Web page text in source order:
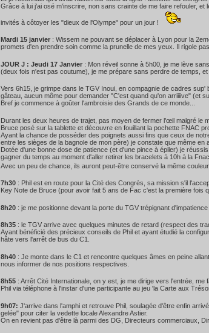
Grâce à lui j'ai osé m'inscrire, non sans crainte de me faire refouler,
invités à côtoyer les "dieux de l'Olympe" pour un jour !
Mardi 15 janvier : Wissem ne pouvant se déplacer à Lyon pour la
promets d'en prendre soin comme la prunelle de mes yeux. Il rigole
JOUR J : Jeudi 17 Janvier : Mon réveil sonne à 5h00, je me lève
(deux fois n'est pas coutume), je me prépare sans perdre de temps,
Vers 6h15, je grimpe dans le TGV Inoui, en compagnie de cadres
gâteau, aucun môme pour demander "C'est quand qu'on arriiiive" (et
Bref je commence à goûter l'ambroisie des Grands de ce monde...
Durant les deux heures de trajet, pas moyen de fermer l’œil malgré le
Bruce posé sur la tablette et découvre en fouillant la pochette FNAC
Ayant la chance de posséder des poignets aussi fins que ceux de
entre les sièges de la bagnole de mon père) je constate que même
Dotée d'une bonne dose de patience (et d'une pince à épiler) je
gagner du temps au moment d'aller retirer les bracelets à 10h à la
Avec un peu de chance, ils auront peut-être conservé la même
7h30 : Phil est en route pour la Cité des Congrès, sa mission s'il
Key Note de Bruce (pour avoir fait 5 ans de Fac c'est la première
8h20 : je me positionne devant la porte du TGV trépignant
8h35 : le TGV arrive avec quelques minutes de retard (respect des
Ayant bénéficié des précieux conseils de Phil et ayant étudié la
hâte vers l'arrêt de bus du C1.
8h40 : Je monte dans le C1 et rencontre quelques âmes en peine
nous informer de nos positions respectives.
8h55 : Arrêt Cité Internationale, on y est, je me dirige vers l'entrée,
Phil via téléphone à l'instar d'une participante au jeu 'la Carte aux
9h07: J'arrive dans l'amphi et retrouve Phil, soulagée d'être enfin
gelée" pour citer la vedette locale Alexandre Astier.
On en revient pas d'être là parmi des DG, Directeurs commerciaux,